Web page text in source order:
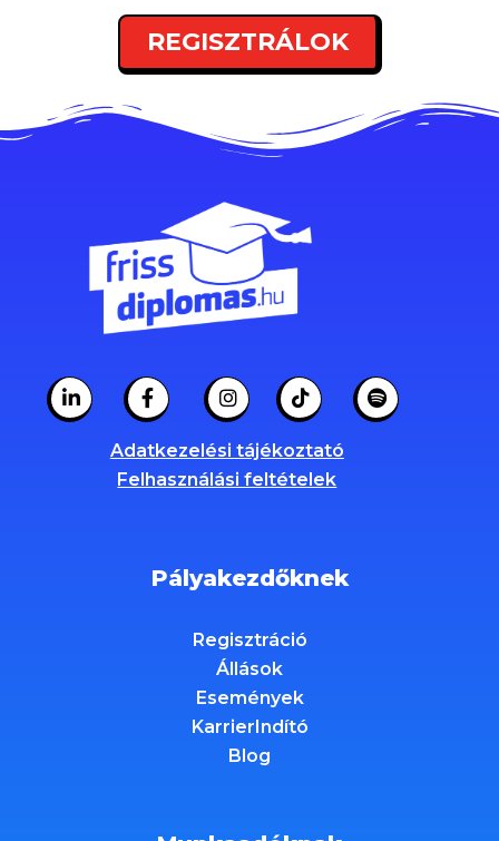
REGISZTRÁLOK
Adatkezelési tájékoztató
Felhasználási feltételek
Pályakezdőknek
Regisztráció
Állások
Események
KarrierIndító
Blog